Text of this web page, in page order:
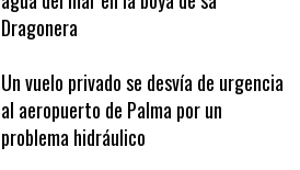
Récord absoluto de temperatura del
agua del mar en la boya de sa
Dragonera
Un vuelo privado se desvía de urgencia
al aeropuerto de Palma por un